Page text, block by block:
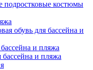
подростковые костюмы
обувь для бассейна и
и пляжа
и пляжа